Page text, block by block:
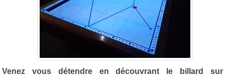
Venez vous détendre en découvrant le billard sur